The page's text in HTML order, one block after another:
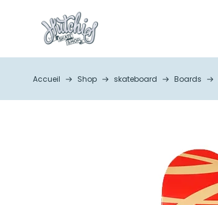
Accueil Shop skateboard Boards